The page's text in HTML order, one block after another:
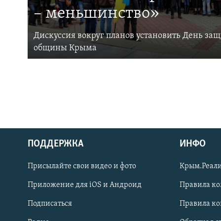
Українською
Qırımtatar
ПРИСОЕДИНЯЙТЕСЬ!
– меньшинство»
Дискуссия вокруг планов установить День
общины Крыма
ПОДДЕРЖКА
Присылайте свои видео и фото
Приложение для iOS и Андроид
Подписаться
ИНФО
Правила
Правила